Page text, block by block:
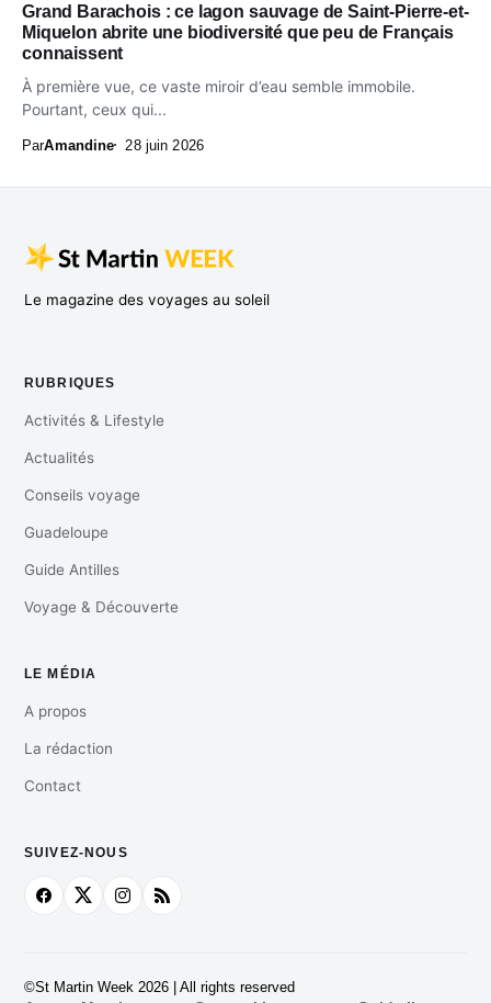
Grand Barachois : ce lagon sauvage de Saint-Pierre-et-
Miquelon abrite une biodiversité que peu de Français
connaissent
À première vue, ce vaste miroir d’eau semble immobile.
Pourtant, ceux qui...
ParAmandine 28 juin 2026
Le magazine des voyages au soleil
RUBRIQUES
Activités & Lifestyle
Actualités
Conseils voyage
Guadeloupe
Guide Antilles
Voyage & Découverte
LE MÉDIA
A propos
La rédaction
Contact
SUIVEZ-NOUS
©St Martin Week 2026 | All rights reserved